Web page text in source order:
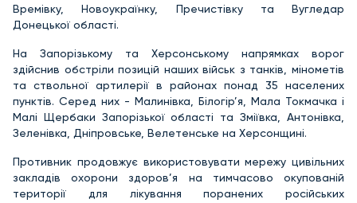
Времівку, Новоукраїнку, Пречистівку та Вугледар
Донецької області.
На Запорізькому та Херсонському напрямках ворог
здійснив обстріли позицій наших військ з танків, мінометів
та ствольної артилерії в районах понад 35 населених
пунктів. Серед них - Малинівка, Білогір’я, Мала Токмачка і
Малі Щербаки Запорізької області та Зміївка, Антонівка,
Зеленівка, Дніпровське, Велетенське на Херсонщині.
Противник продовжує використовувати мережу цивільних
закладів охорони здоров’я на тимчасово окупованій
території для лікування поранених російських